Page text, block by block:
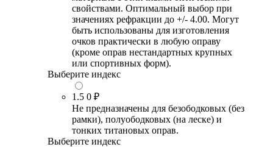
свойствами. Оптимальный выбор при
значениях рефракции до +/- 4.00. Могут
быть использованы для изготовления
очков практически в любую оправу
(кроме оправ нестандартных крупных
или спортивных форм).
Выберите индекс
1.5 0 ₽
Не предназначены для безободковых (без
рамки), полуободковых (на леске) и
тонких титановых оправ.
Выберите индекс